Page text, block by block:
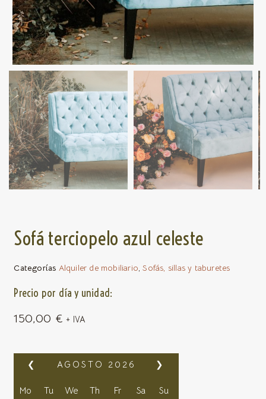
Sofá terciopelo azul celeste
Categorías Alquiler de mobiliario ,Sofás, sillas y taburetes
Precio por día y unidad:
150,00 € + IVA
❮ ❯
AGOSTO 2026
Mo Tu We Th Fr Sa Su